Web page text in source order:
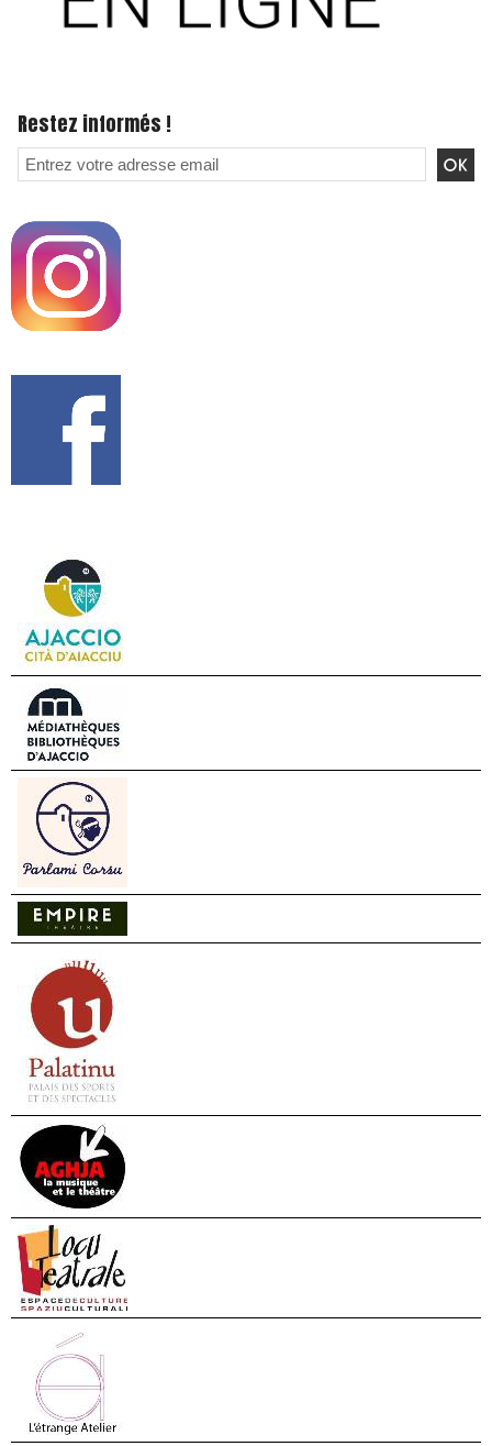
Restez informés !